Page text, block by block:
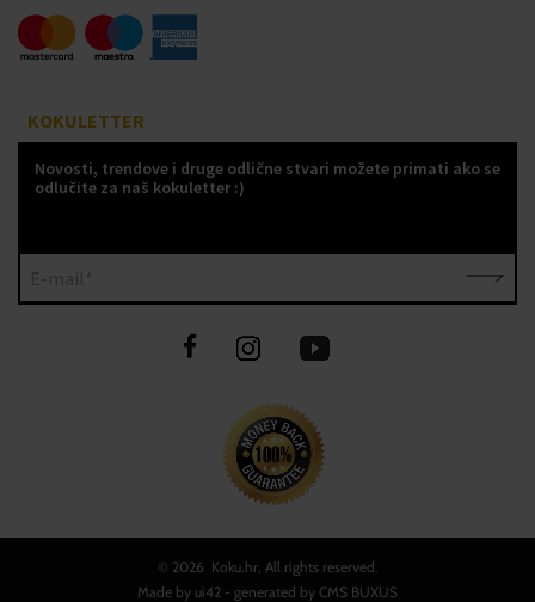
KOKULETTER
Novosti, trendove i druge odlične stvari možete primati ako se
odlučite za naš kokuletter :)
© 2026 Koku.hr, All rights reserved.
Made by ui42 - generated by CMS BUXUS